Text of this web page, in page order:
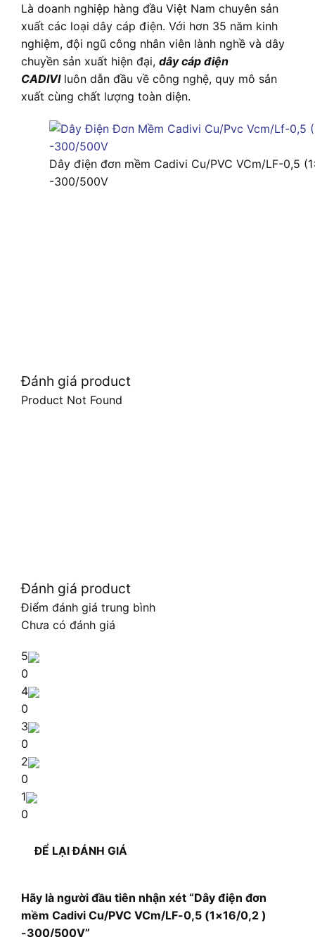
Là doanh nghiệp hàng đầu Việt Nam chuyên sản
xuất các loại dây cáp điện. Với hơn 35 năm kinh
nghiệm, đội ngũ công nhân viên lành nghề và dây
chuyền sản xuất hiện đại, dây cáp điện
CADIVIluôn dẫn đầu về công nghệ, quy mô sản
xuất cùng chất lượng toàn diện.
Dây điện đơn mềm Cadivi Cu/PVC VCm/LF-0,5
-300/500V
Đánh giá product
Product Not Found
Đánh giá product
Điểm đánh giá trung bình
Chưa có đánh giá
5
0
4
0
3
0
2
0
1
0
ĐỂ LẠI ĐÁNH GIÁ
Hãy là người đầu tiên nhận xét “Dây điện đơn
mềm Cadivi Cu/PVC VCm/LF-0,5 (1×16/0,2 )
-300/500V”